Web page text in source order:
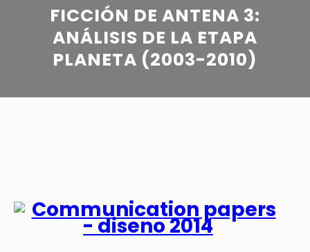
FICCIÓN DE ANTENA 3:
ANÁLISIS DE LA ETAPA
PLANETA (2003-2010)